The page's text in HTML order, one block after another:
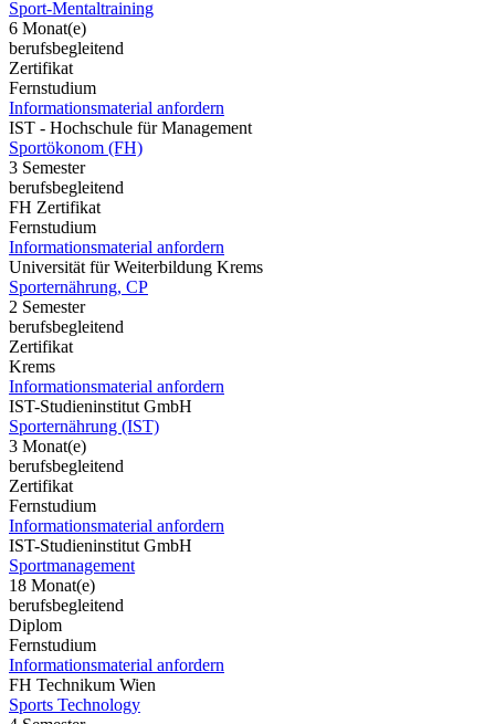
Sport-Mentaltraining
6 Monat(e)
berufsbegleitend
Zertifikat
Fernstudium
Informationsmaterial anfordern
IST - Hochschule für Management
Sportökonom (FH)
3 Semester
berufsbegleitend
FH Zertifikat
Fernstudium
Informationsmaterial anfordern
Universität für Weiterbildung Krems
Sporternährung, CP
2 Semester
berufsbegleitend
Zertifikat
Krems
Informationsmaterial anfordern
IST-Studieninstitut GmbH
Sporternährung (IST)
3 Monat(e)
berufsbegleitend
Zertifikat
Fernstudium
Informationsmaterial anfordern
IST-Studieninstitut GmbH
Sportmanagement
18 Monat(e)
berufsbegleitend
Diplom
Fernstudium
Informationsmaterial anfordern
FH Technikum Wien
Sports Technology